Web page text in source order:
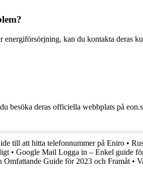
kan du kontakta deras
besöka deras officiella webbplats på
till att hitta telefonnummer på Eniro •
• Google Mail Logga in – Enkel guide
Omfattande Guide för 2023 och Framåt •